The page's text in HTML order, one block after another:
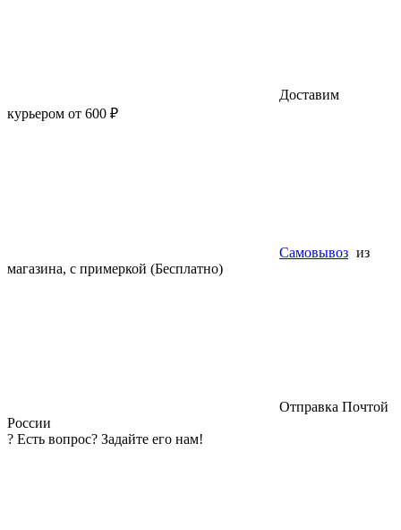
Доставим
курьером от 600 ₽
Самовывоз из
магазина, с примеркой (Бесплатно)
Отправка Почтой
России
? Есть вопрос? Задайте его нам!